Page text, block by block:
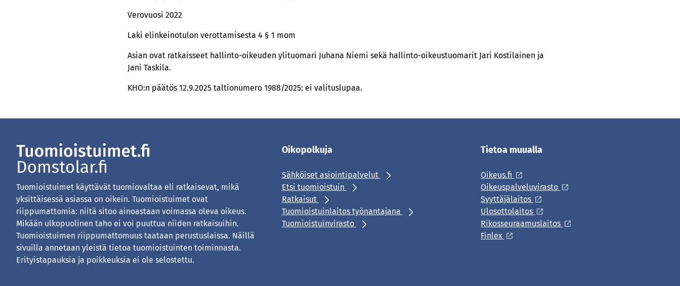
Verovuosi 2022
Laki elinkeinotulon verottamisesta 4 § 1 mom
Asian ovat ratkaisseet hallinto-oikeuden ylituomari Juhana Niemi sekä hallinto-oikeustuomarit Jari Kostilainen ja
Jani Taskila.
KHO:n päätös 12.9.2025 taltionumero 1988/2025: ei valituslupaa.‍
Tuomioistuimet käyttävät tuomiovaltaa eli ratkaisevat, mikä
yksittäisessä asiassa on oikein. Tuomioistuimet ovat
riippumattomia: niitä sitoo ainoastaan voimassa oleva oikeus.
Mikään ulkopuolinen taho ei voi puuttua niiden ratkaisuihin.
Tuomioistuimen riippumattomuus taataan perustuslaissa. Näillä
sivuilla annetaan yleistä tietoa tuomioistuinten toiminnasta.
Erityistapauksia ja poikkeuksia ei ole selostettu.
Oikopolkuja
Sähköiset asiointipalvelut
Etsi tuomioistuin
Ratkaisut
Tuomioistuinlaitos työnantajana
Tuomioistuinvirasto
Tietoa muualla
Oikeus.fi
Oikeuspalveluvirasto
Syyttäjälaitos
Ulosottolaitos
Rikosseuraamuslaitos
Finlex